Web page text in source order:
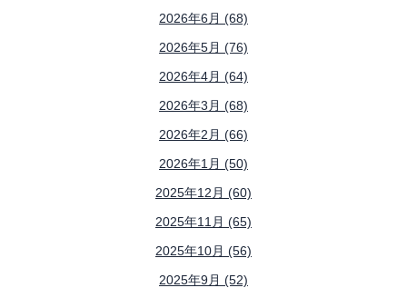
2026年6月 (68)
2026年5月 (76)
2026年4月 (64)
2026年3月 (68)
2026年2月 (66)
2026年1月 (50)
2025年12月 (60)
2025年11月 (65)
2025年10月 (56)
2025年9月 (52)